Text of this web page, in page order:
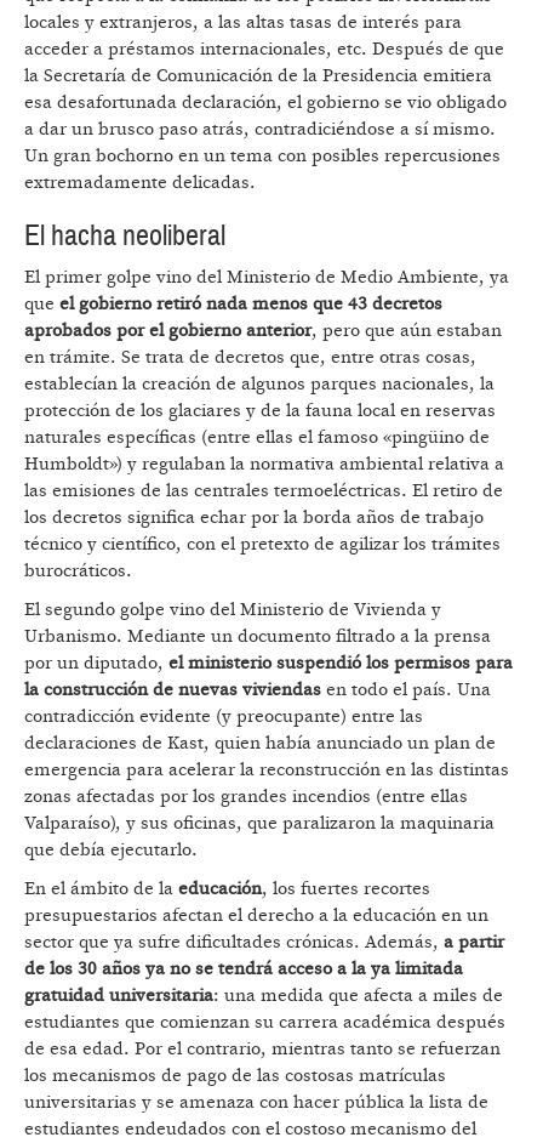
locales y extranjeros, a las altas tasas de interés para
acceder a préstamos internacionales, etc. Después de que
la Secretaría de Comunicación de la Presidencia emitiera
esa desafortunada declaración, el gobierno se vio obligado
a dar un brusco paso atrás, contradiciéndose a sí mismo.
Un gran bochorno en un tema con posibles repercusiones
extremadamente delicadas.
El hacha neoliberal
El primer golpe vino del Ministerio de Medio Ambiente, ya
que el gobierno retiró nada menos que 43 decretos
aprobados por el gobierno anterior, pero que aún estaban
en trámite. Se trata de decretos que, entre otras cosas,
establecían la creación de algunos parques nacionales, la
protección de los glaciares y de la fauna local en reservas
naturales específicas (entre ellas el famoso «pingüino de
Humboldt») y regulaban la normativa ambiental relativa a
las emisiones de las centrales termoeléctricas. El retiro de
los decretos significa echar por la borda años de trabajo
técnico y científico, con el pretexto de agilizar los trámites
burocráticos.
El segundo golpe vino del Ministerio de Vivienda y
Urbanismo. Mediante un documento filtrado a la prensa
por un diputado, el ministerio suspendió los permisos para
la construcción de nuevas viviendas en todo el país. Una
contradicción evidente (y preocupante) entre las
declaraciones de Kast, quien había anunciado un plan de
emergencia para acelerar la reconstrucción en las distintas
zonas afectadas por los grandes incendios (entre ellas
Valparaíso), y sus oficinas, que paralizaron la maquinaria
que debía ejecutarlo.
En el ámbito de la educación, los fuertes recortes
presupuestarios afectan el derecho a la educación en un
sector que ya sufre dificultades crónicas. Además, a partir
de los 30 años ya no se tendrá acceso a la ya limitada
gratuidad universitaria: una medida que afecta a miles de
estudiantes que comienzan su carrera académica después
de esa edad. Por el contrario, mientras tanto se refuerzan
los mecanismos de pago de las costosas matrículas
universitarias y se amenaza con hacer pública la lista de
estudiantes endeudados con el costoso mecanismo del